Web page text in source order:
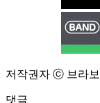
저작권자 ⓒ 브라보
댓글